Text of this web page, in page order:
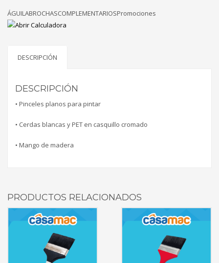
UND
cantidad
ÁGUILABROCHASCOMPLEMENTARIOSPromociones
DESCRIPCIÓN
DESCRIPCIÓN
• Pinceles planos para pintar
• Cerdas blancas y PET en casquillo cromado
• Mango de madera
PRODUCTOS RELACIONADOS